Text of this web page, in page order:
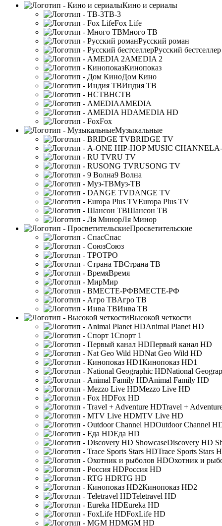
Кино и сериалы
ТВ-3
Fox Life
Много ТВ
Русский роман
Русский бестселлер
AMEDIA 2
Кинопоказ
Дом Кино
Индия ТВ
НСТВ
AMEDIA
AMEDIA HD
Fox
Музыкальные
BRIDGE TV
RU TV
RUSONG TV
9 Волна
Муз-ТВ
DANGE TV
Europa Plus TV
Шансон ТВ
Ля Минор
Просветительские
Спас
Союз
ТРО
Страна ТВ
Время
Мир
ВМЕСТЕ-РФ
Агро ТВ
Инва ТВ
Высокой четкости
Animal Planet HD
Спорт 1
Первый канал HD
Nat Geo Wild HD
Кинопоказ HD1
National
Animal Family HD
Mezzo Live HD
Fox HD
Travel +
MTV Live HD
Outdoor Channel
Еда HD
Discovery HD
Trace Sports Stars
Охотник и
Россия HD
RTG HD
Кинопоказ HD2
Teletravel HD
Eureka HD
FoxLife HD
MGM HD